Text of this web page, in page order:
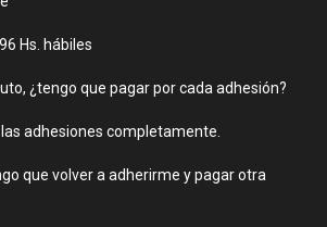
Hs. hábiles
¿tengo que pagar por cada adhesión?
adhesiones completamente.
que volver a adherirme y pagar otra